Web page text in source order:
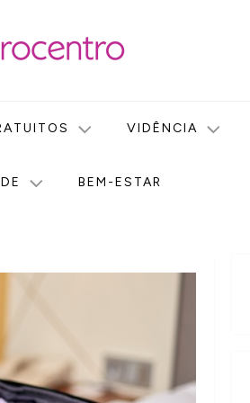
VIDÊNCIA
BEM-ESTAR